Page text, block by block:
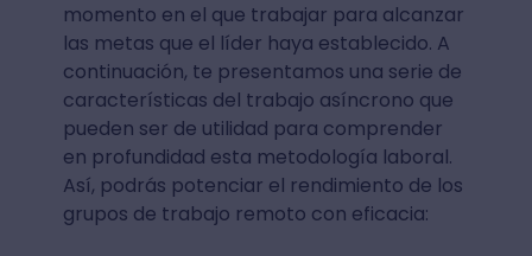
momento en el que trabajar para alcanzar
las metas que el líder haya establecido. A
continuación, te presentamos una serie de
características del trabajo asíncrono que
pueden ser de utilidad para comprender
en profundidad esta metodología laboral.
Así, podrás potenciar el rendimiento de los
grupos de trabajo remoto con eficacia: